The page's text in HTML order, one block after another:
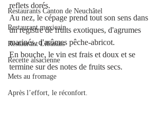
Restaurants Canton de Neuchâtel
Restaurant mexicain
Restaurant Libanais
Recette alsacienne
Mets au fromage
Après l’effort, le réconfort.
reflets dorés.
Au nez, le cépage prend tout son sens dans
un registre de fruits exotiques, d'agrumes
marinés, d'arômes pêche-abricot.
En bouche, le vin est frais et doux et se
termine sur des notes de fruits secs.